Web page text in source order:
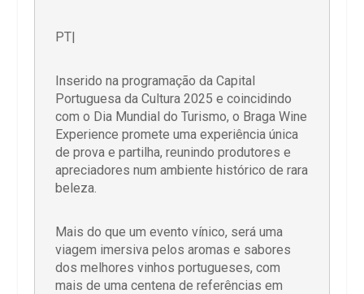
PT|
Inserido na programação da Capital
Portuguesa da Cultura 2025 e coincidindo
com o Dia Mundial do Turismo, o Braga Wine
Experience promete uma experiência única
de prova e partilha, reunindo produtores e
apreciadores num ambiente histórico de rara
beleza.
Mais do que um evento vínico, será uma
viagem imersiva pelos aromas e sabores
dos melhores vinhos portugueses, com
mais de uma centena de referências em